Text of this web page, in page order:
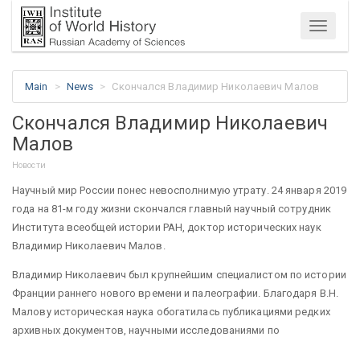
Menu
Main News Скончался Владимир Николаевич Малов
Скончался Владимир Николаевич
Малов
Новости
Научный мир России понес невосполнимую утрату. 24 января 2019
года на 81-м году жизни скончался главный научный сотрудник
Института всеобщей истории РАН, доктор исторических наук
Владимир Николаевич Малов.
Владимир Николаевич был крупнейшим специалистом по истории
Франции раннего нового времени и палеографии. Благодаря В.Н.
Малову историческая наука обогатилась публикациями редких
архивных документов, научными исследованиями по